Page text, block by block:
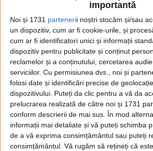
importantă
Noi și 1731 partenerii noștri stocăm și/sau
un dispozitiv, cum ar fi cookie-urile, și
cum ar fi identificatori unici și informații
dispozitiv pentru publicitate și conținut
reclamelor și a conținutului, cercetarea
serviciilor. Cu permisiunea dvs., noi și
folosi date și identificări precise de
dispozitivului. Puteți da clic pentru a vă da
prelucrarea realizată de către noi și 1731
conform descrierii de mai sus. În mod
informații mai detaliate și vă puteți schimba
de a vă exprima consimțământul sau puteți
consimțământul. Vă rugăm să rețineți că
periferiile Bucureștiului
Cea mai mare revistă de istorie din
Media KIT